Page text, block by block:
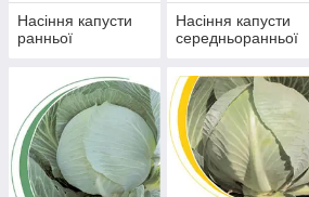
Насіння капусти
ранньої
Насіння капусти
середньоранньої